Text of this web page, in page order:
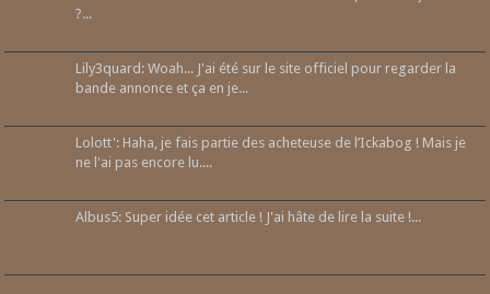
?...
Lily3quard: Woah... J'ai été sur le site officiel pour regarder la
bande annonce et ça en je...
Lolott': Haha, je fais partie des acheteuse de l’Ickabog ! Mais je
ne l'ai pas encore lu....
Albus5: Super idée cet article ! J'ai hâte de lire la suite !...